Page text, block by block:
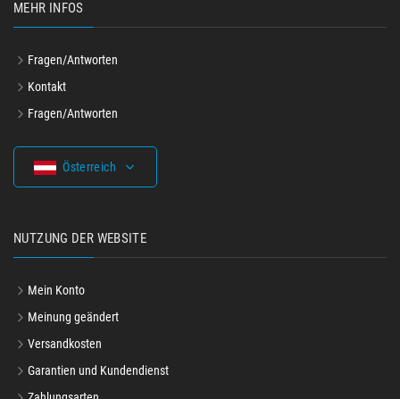
MEHR INFOS
Fragen/Antworten
Kontakt
Fragen/Antworten
Österreich
NUTZUNG DER WEBSITE
Mein Konto
Meinung geändert
Versandkosten
Garantien und Kundendienst